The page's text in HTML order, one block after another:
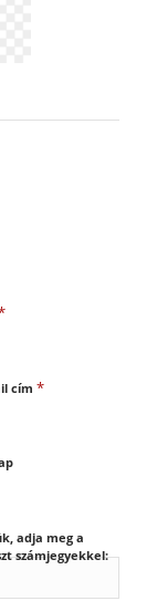
cím *
adja meg a
számjegyekkel: